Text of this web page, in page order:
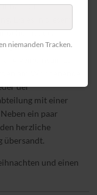
Da es in diesem
ist den
gemütlichen
der
mit einer
ein paar
herzliche
übersandt.
und einen
niemanden Tracken.